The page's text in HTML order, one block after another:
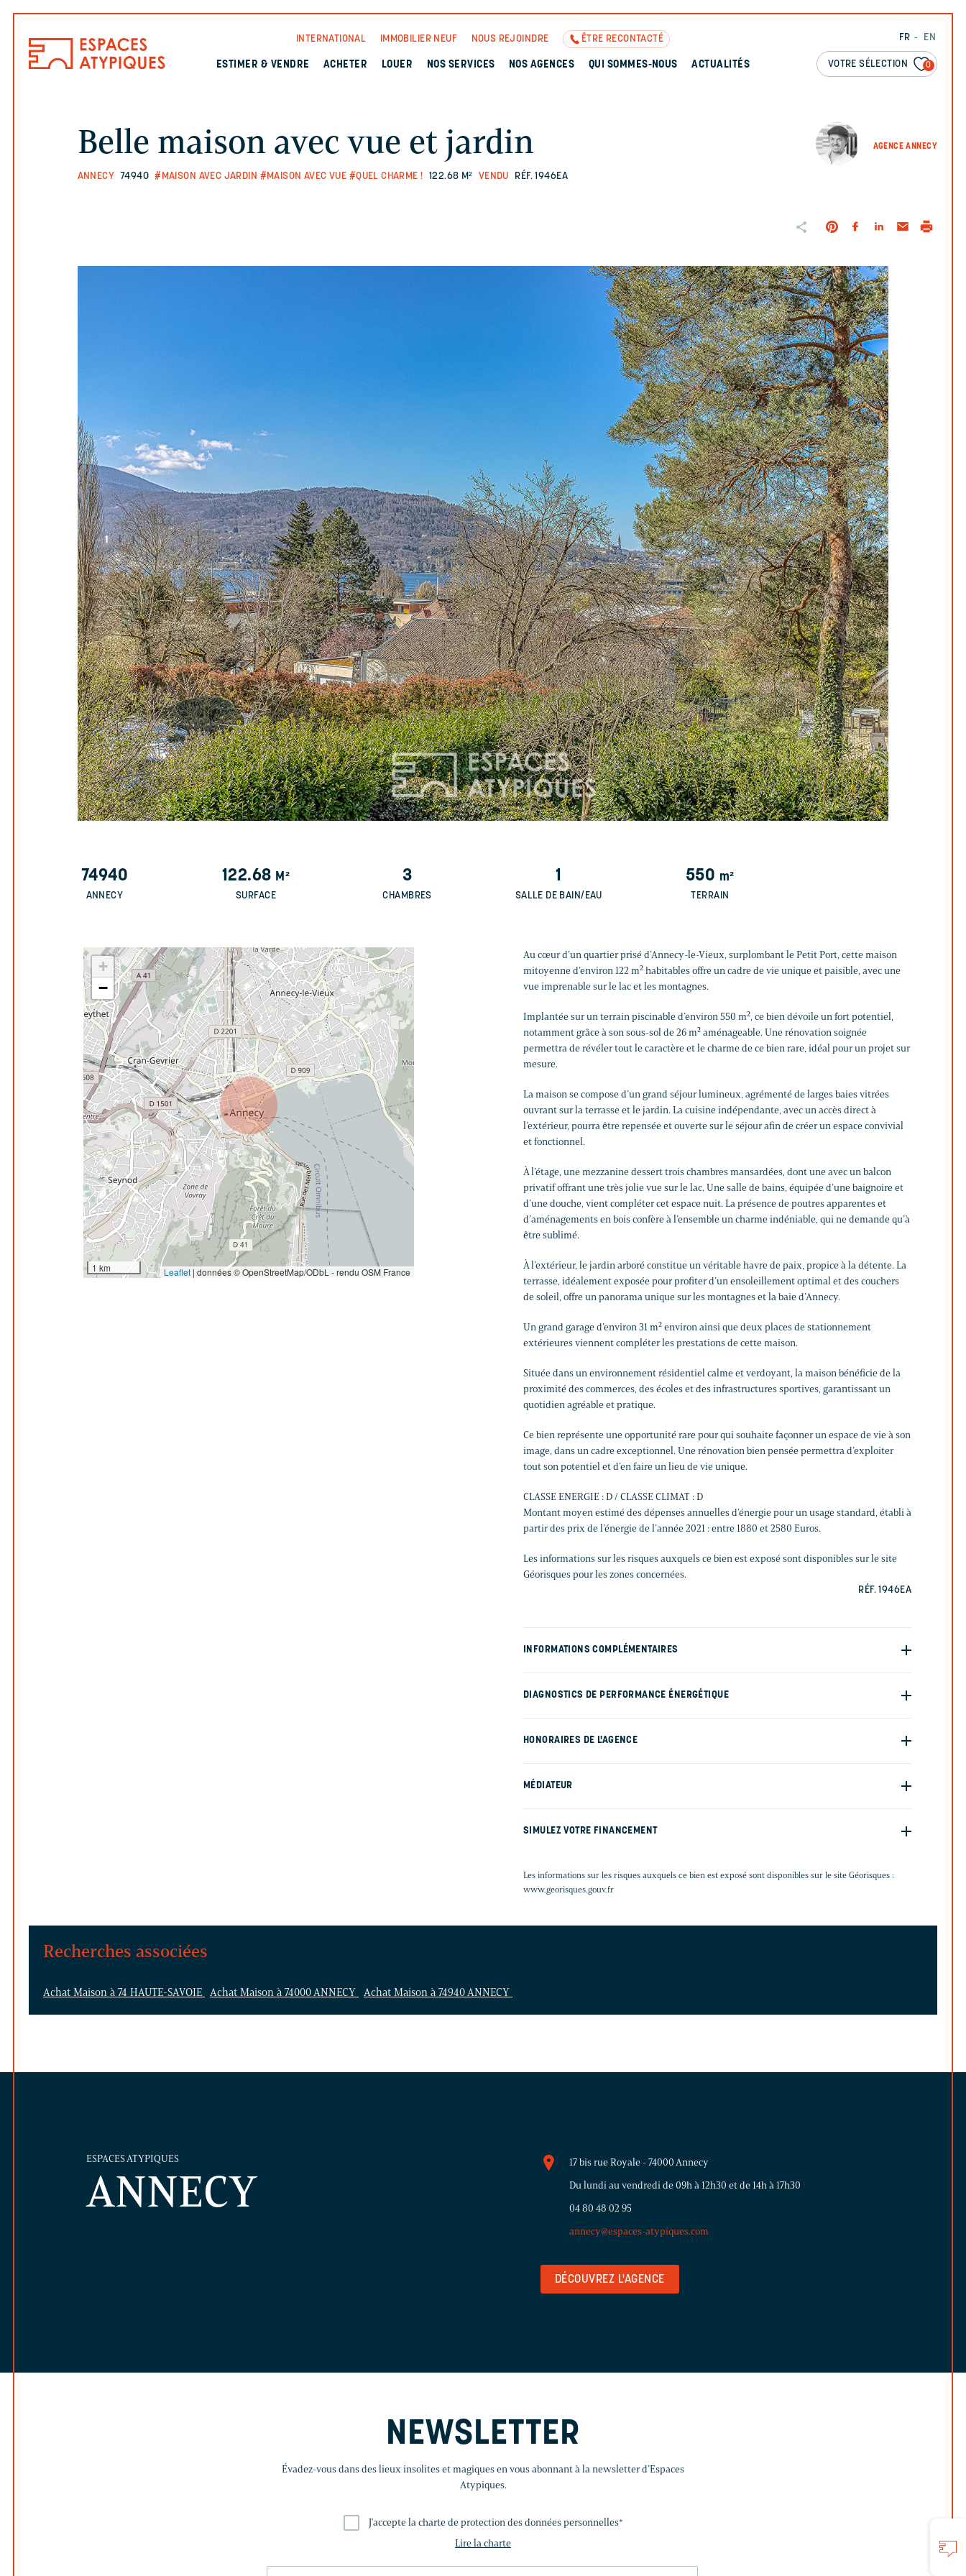
FR EN
VOTRE SÉLECTION 0
INTERNATIONAL IMMOBILIER NEUF NOUS REJOINDRE ÊTRE RECONTACTÉ
ESTIMER & VENDRE ACHETER LOUER NOS SERVICES NOS AGENCES QUI SOMMES-NOUS ACTUALITÉS
AGENCE ANNECY
Belle maison avec vue et jardin
ANNECY 74940 #MAISON AVEC JARDIN #MAISON AVEC VUE #QUEL CHARME ! 122.68 M² VENDU RÉF. 1946EA
1 | 1
74940
ANNECY
122.68 M²
SURFACE
3
CHAMBRES
1
SALLE DE BAIN/EAU
550 m²
TERRAIN
Au cœur d’un quartier prisé d’Annecy-le-Vieux, surplombant le Petit Port, cette maison
mitoyenne d’environ 122 m² habitables offre un cadre de vie unique et paisible, avec une
vue imprenable sur le lac et les montagnes.
Implantée sur un terrain piscinable d’environ 550 m², ce bien dévoile un fort potentiel,
notamment grâce à son sous-sol de 26 m² aménageable. Une rénovation soignée
permettra de révéler tout le caractère et le charme de ce bien rare, idéal pour un projet sur
mesure.
La maison se compose d’un grand séjour lumineux, agrémenté de larges baies vitrées
ouvrant sur la terrasse et le jardin. La cuisine indépendante, avec un accès direct à
l’extérieur, pourra être repensée et ouverte sur le séjour afin de créer un espace convivial
et fonctionnel.
À l’étage, une mezzanine dessert trois chambres mansardées, dont une avec un balcon
privatif offrant une très jolie vue sur le lac. Une salle de bains, équipée d’une baignoire et
d’une douche, vient compléter cet espace nuit. La présence de poutres apparentes et
d’aménagements en bois confère à l’ensemble un charme indéniable, qui ne demande qu’à
être sublimé.
À l’extérieur, le jardin arboré constitue un véritable havre de paix, propice à la détente. La
terrasse, idéalement exposée pour profiter d’un ensoleillement optimal et des couchers
de soleil, offre un panorama unique sur les montagnes et la baie d’Annecy.
Un grand garage d’environ 31 m² environ ainsi que deux places de stationnement
extérieures viennent compléter les prestations de cette maison.
Située dans un environnement résidentiel calme et verdoyant, la maison bénéficie de la
proximité des commerces, des écoles et des infrastructures sportives, garantissant un
quotidien agréable et pratique.
Ce bien représente une opportunité rare pour qui souhaite façonner un espace de vie à son
image, dans un cadre exceptionnel. Une rénovation bien pensée permettra d’exploiter
tout son potentiel et d’en faire un lieu de vie unique.
CLASSE ENERGIE : D / CLASSE CLIMAT : D
Montant moyen estimé des dépenses annuelles d’énergie pour un usage standard, établi à
partir des prix de l’énergie de l’année 2021 : entre 1880 et 2580 Euros.
Les informations sur les risques auxquels ce bien est exposé sont disponibles sur le site
Géorisques pour les zones concernées.
RÉF. 1946EA
INFORMATIONS COMPLÉMENTAIRES
DIAGNOSTICS DE PERFORMANCE ÉNERGÉTIQUE
HONORAIRES DE L'AGENCE
MÉDIATEUR
SIMULEZ VOTRE FINANCEMENT
Les informations sur les risques auxquels ce bien est exposé sont disponibles sur le site Géorisques :
www.georisques.gouv.fr
+
−
1 km Leaflet | données © OpenStreetMap/ODbL - rendu OSM France
Recherches associées
Achat Maison à 74 HAUTE-SAVOIE Achat Maison à 74000 ANNECY Achat Maison à 74940 ANNECY
ESPACES ATYPIQUES
ANNECY
17 bis rue Royale - 74000 Annecy
Du lundi au vendredi de 09h à 12h30 et de 14h à 17h30
04 80 48 02 95
annecy@espaces-atypiques.com
DÉCOUVREZ L'AGENCE
NEWSLETTER
Évadez-vous dans des lieux insolites et magiques en vous abonnant à la newsletter d’Espaces
Atypiques.
J'accepte la charte de protection des données personnelles*
Lire la charte